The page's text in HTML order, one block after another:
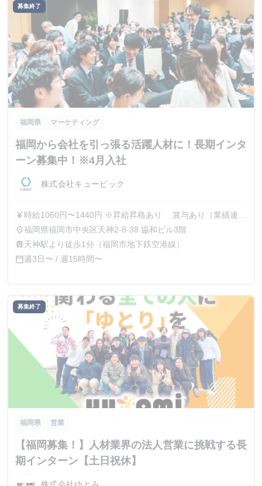
募集終了
福岡県 マーケティング
福岡から会社を引っ張る活躍人材に！長期インタ
ーン募集中！※4月入社
株式会社キュービック
currency_yen 時給1060円〜1440円 ※昇給昇格あり 賞与あり（業績連
動） 社歴に応じて有給休暇の付与あり
place福岡県福岡市中央区天神2-8-38 協和ビル3階
train 天神駅より徒歩1分（福岡市地下鉄空港線）
calendar_today週3日〜 / 週15時間〜
募集終了
福岡県 営業
【福岡募集！】人材業界の法人営業に挑戦する長
期インターン【土日祝休】
株式会社ゆとみ